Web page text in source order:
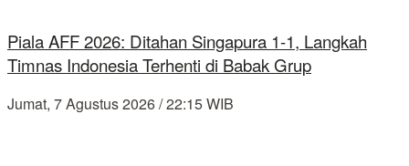
Piala AFF 2026: Ditahan Singapura 1-1, Langkah
Timnas Indonesia Terhenti di Babak Grup
Jumat, 7 Agustus 2026 / 22:15 WIB